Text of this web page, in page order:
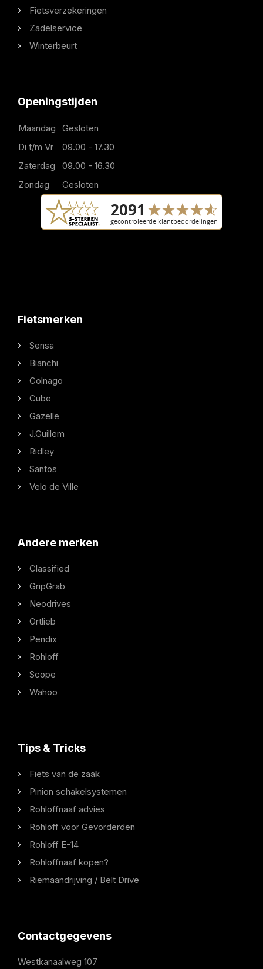
Fietsverzekeringen
Zadelservice
Winterbeurt
Openingstijden
Maandag
Gesloten
Di t/m Vr
09.00 - 17.30
Zaterdag
09.00 - 16.30
Zondag
Gesloten
Fietsmerken
Sensa
Bianchi
Colnago
Cube
Gazelle
J.Guillem
Ridley
Santos
Velo de Ville
Andere merken
Classified
GripGrab
Neodrives
Ortlieb
Pendix
Rohloff
Scope
Wahoo
Tips & Tricks
Fiets van de zaak
Pinion schakelsystemen
Rohloffnaaf advies
Rohloff voor Gevorderden
Rohloff E-14
Rohloffnaaf kopen?
Riemaandrijving / Belt Drive
Contactgegevens
Westkanaalweg 107